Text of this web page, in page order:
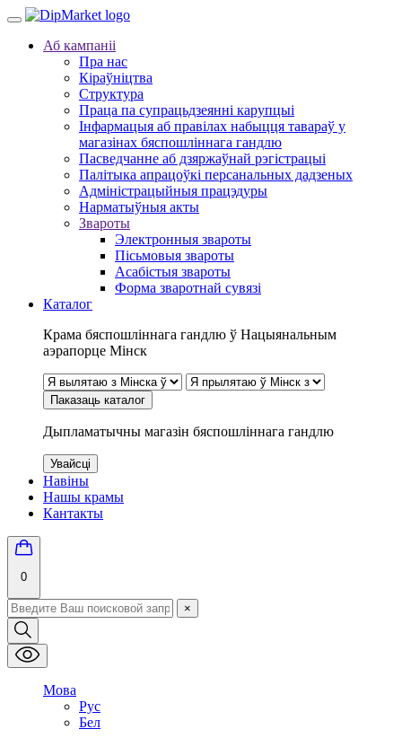
Аб кампаніі
Пра нас
Кіраўніцтва
Структура
Праца па супрацьдзеянні карупцыі
Інфармацыя аб правілах набыцця тавараў у
магазінах бяспошліннага гандлю
Пасведчанне аб дзяржаўнай рэгістрацыі
Палітыка апрацоўкі персанальных дадзеных
Адміністрацыйныя працэдуры
Нарматыўныя акты
Звароты
Электронныя звароты
Пісьмовыя звароты
Асабістыя звароты
Форма зваротнай сувязі
Каталог
Крама бяспошліннага гандлю ў Нацыянальным
аэрапорце Мінск
Паказаць каталог
Дыпламатычны магазін бяспошліннага гандлю
Увайсці
Навіны
Нашы крамы
Кантакты
0
×
Мова
Рус
Бел